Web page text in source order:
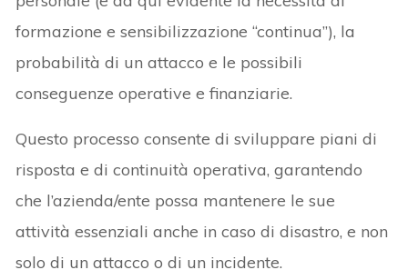
formazione e sensibilizzazione “continua”), la
probabilità di un attacco e le possibili
conseguenze operative e finanziarie.
Questo processo consente di sviluppare piani di
risposta e di continuità operativa, garantendo
che l’azienda/ente possa mantenere le sue
attività essenziali anche in caso di disastro, e non
solo di un attacco o di un incidente.